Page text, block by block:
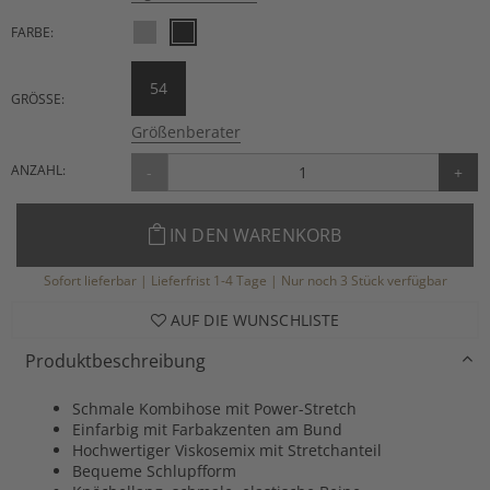
FARBE:
GRÖSSE:
54
Größenberater
ANZAHL: - +
IN DEN WARENKORB
Sofort lieferbar | Lieferfrist 1-4 Tage | Nur noch 3 Stück verfügbar
AUF DIE WUNSCHLISTE
Produktbeschreibung
Schmale Kombihose mit Power-Stretch
Einfarbig mit Farbakzenten am Bund
Hochwertiger Viskosemix mit Stretchanteil
Bequeme Schlupfform